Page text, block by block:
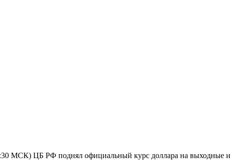
МСК) ЦБ РФ поднял официальный курс доллара на выходные и